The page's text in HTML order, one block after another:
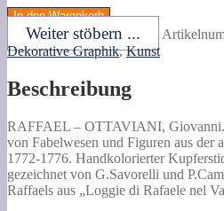
-
OTTAVIANI,
Giovanni.
Pilaster
Darstellungen
Fabelwesen
und
Figuren
aus
der
In den Warenkorb
Weiter stöbern ...
Dekorative Graphik,Kunst
Beschreibung
RAFFAEL – OTTAVIANI, Giovanni.
von Fabelwesen und Figuren aus der
1772-1776. Handkolorierter
gezeichnet von G.Savorelli und
Raffaels aus „Loggie di Rafaele nel